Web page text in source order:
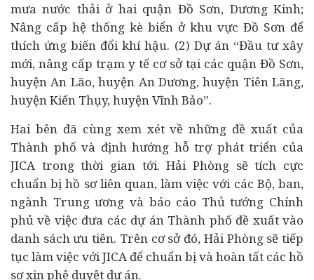
mưa nước thải ở hai quận Đồ Sơn, Dương Kinh;
Nâng cấp hệ thống kè biển ở khu vực Đồ Sơn để
thích ứng biến đổi khí hậu. (2) Dự án “Đầu tư xây
mới, nâng cấp trạm y tế cơ sở tại các quận Đồ Sơn,
huyện An Lão, huyện An Dương, huyện Tiên Lãng,
huyện Kiến Thụy, huyện Vĩnh Bảo”.
Hai bên đã cùng xem xét về những đề xuất của
Thành phố và định hướng hỗ trợ phát triển của
JICA trong thời gian tới. Hải Phòng sẽ tích cực
chuẩn bị hồ sơ liên quan, làm việc với các Bộ, ban,
ngành Trung ương và báo cáo Thủ tướng Chính
phủ về việc đưa các dự án Thành phố đề xuất vào
danh sách ưu tiên. Trên cơ sở đó, Hải Phòng sẽ tiếp
tục làm việc với JICA để chuẩn bị và hoàn tất các hồ
sơ xin phê duyệt dự án.